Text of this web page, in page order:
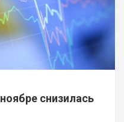
снизилась